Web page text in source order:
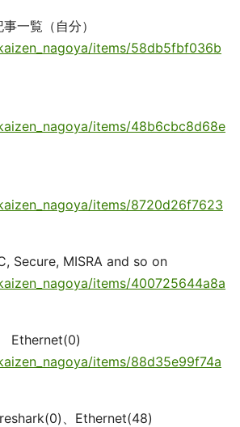
一覧（自分）
items/58db5fbf036b
items/48b6cbc8d68e
items/8720d26f7623
Secure, MISRA and so on
items/400725644a8a
Ethernet(0)
items/88d35e99f74a
、Ethernet(48)